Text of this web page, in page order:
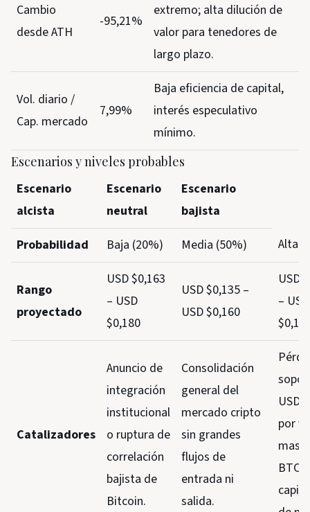
Cambio
desde ATH
-95,21%
extremo; alta dilución de
valor para tenedores de
largo plazo.
Vol. diario /
Cap. mercado
7,99%
Baja eficiencia de capital,
interés especulativo
mínimo.
Escenarios y niveles probables
Escenario
alcista
Escenario
neutral
Escenario
bajista
Probabilidad
Baja (20%) Media (50%) Alta
Rango
proyectado
USD $0,163
– USD
$0,180
USD $0,135 –
USD $0,160
USD
– USD
Catalizadores
Anuncio de
integración
institucional
o ruptura de
correlación
bajista de
Bitcoin.
Consolidación
general del
mercado cripto
sin grandes
flujos de
entrada ni
salida.
USD
por
BTC o